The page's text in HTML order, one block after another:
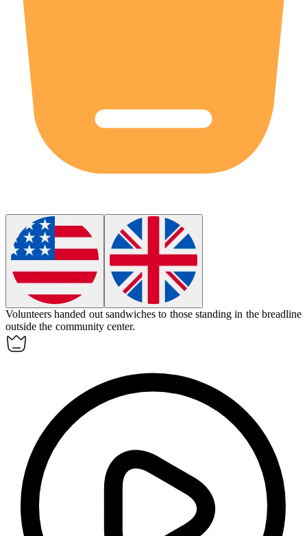
Volunteers handed out sandwiches to those standing in the breadline
outside the community center.